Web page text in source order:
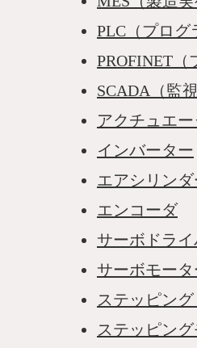
PLC（プログ
PROFINET（
SCADA（監
アクチュエ
インバーター
エアシリンダ
エンコーダ
サーボドラ
サーボモータ
ステッピン
ステッピン